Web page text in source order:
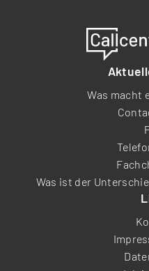
Was macht
Was ist der